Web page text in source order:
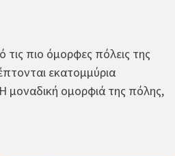
τις πιο όμορφες πόλεις της
εκατομμύρια
μοναδική ομορφιά της πόλης,